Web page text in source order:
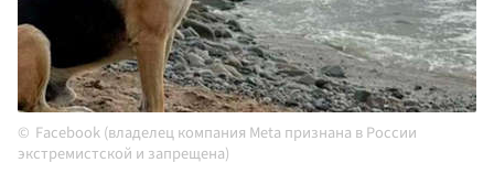
Facebook (владелец компания Meta признана в России
экстремистской и запрещена)